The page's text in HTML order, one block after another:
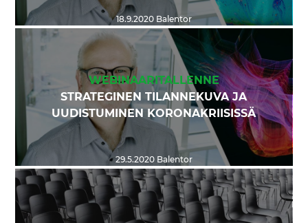
18.9.2020Balentor
WEBINAARITALLENNE
STRATEGINEN TILANNEKUVA JA
UUDISTUMINEN KORONAKRIISISSÄ
29.5.2020Balentor